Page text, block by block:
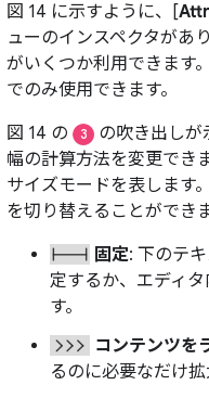
図 14 に示すように、[
ューのインスペクタがあ
がいくつか利用できます
でのみ使用できます。
図 14 の
3
の吹き出しが
幅の計算方法を変更でき
サイズモードを表します
を切り替えることができま
固定: 下のテ
定するか、エディ
す。
コンテンツを
るのに必要なだけ拡